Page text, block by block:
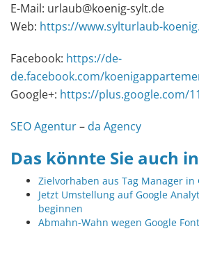
E-Mail: urlaub@koenig-sylt.de
Web: https://www.sylturlaub-
Facebook: https://de-
de.facebook.com/
Google+: https://plus.google.com/
SEO Agentur– da Agency
Das könnte Sie auch
Zielvorhaben aus Tag Manager in
Jetzt Umstellung auf Google
beginnen
Abmahn-Wahn wegen Google